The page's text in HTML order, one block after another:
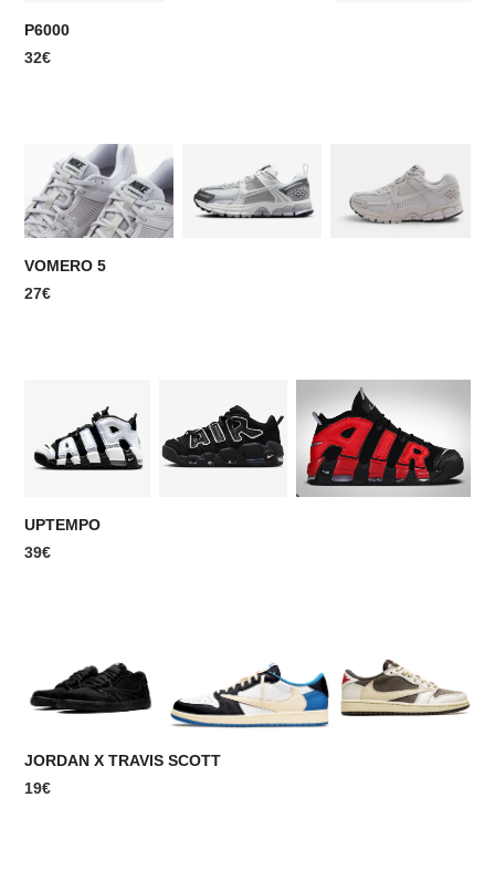
P6000
32€
VOMERO 5
27€
UPTEMPO
39€
JORDAN X TRAVIS SCOTT
19€